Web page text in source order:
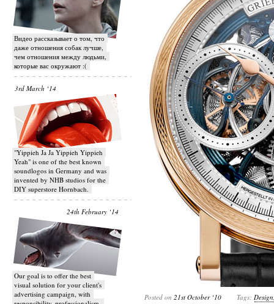
Видео рассказывает о том, что
даже отношения собак лучше,
чем отношения между людьми,
которые вас окружают :(
3rd March ‘14
"Yippieh Ja Ja Yippieh Yippieh
Yeah" is one of the best known
soundlogos in Germany and was
invented by NHB studios for the
DIY superstore Hornbach.
24th February ‘14
Our goal is to offer the best
visual solution for your client's
advertising campaign, with
Posted on 21st October ‘10 Tags: Design